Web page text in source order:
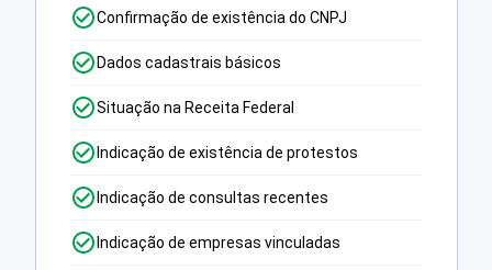
Confirmação de existência do CNPJ
Dados cadastrais básicos
Situação na Receita Federal
Indicação de existência de protestos
Indicação de consultas recentes
Indicação de empresas vinculadas